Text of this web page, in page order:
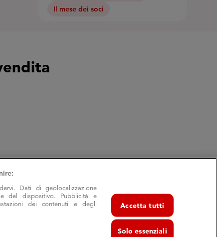
Il mese dei soci
Dati di geolocalizzazione
del dispositivo. Pubblicità e
dei contenuti e degli
Accetta tutti
Solo essenziali